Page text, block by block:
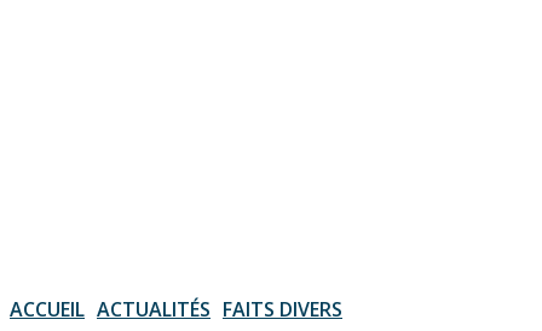
ACCUEIL ACTUALITÉS FAITS DIVERS